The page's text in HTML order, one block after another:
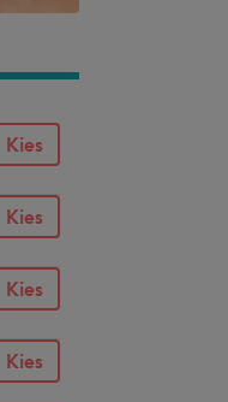
Kies
Kies
Kies
Kies